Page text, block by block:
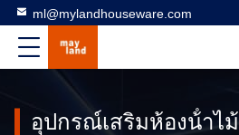
ml@mylandhouseware.com
อุปกรณ์เสริมห้องน้ําไม้